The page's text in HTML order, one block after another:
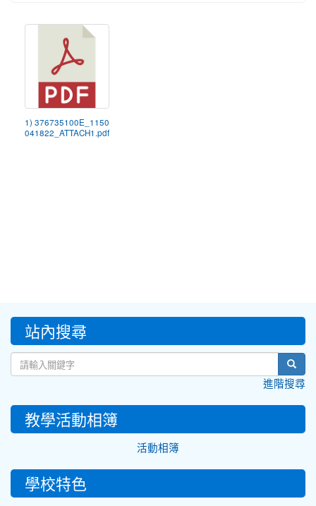
1) 376735100E_1150
041822_ATTACH1.pdf
::: 站內搜尋
進階搜尋
教學活動相簿
活動相簿
學校特色